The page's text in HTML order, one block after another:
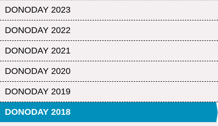
DONODAY 2023
DONODAY 2022
DONODAY 2021
DONODAY 2020
DONODAY 2019
DONODAY 2018